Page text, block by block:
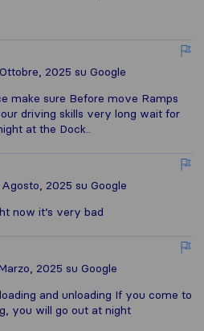
2025 su Google
make sure Before move Ramps
driving skills very long wait for
at the Dock..
2025 su Google
now it’s very bad
2025 su Google
and unloading If you come to
you will go out at night